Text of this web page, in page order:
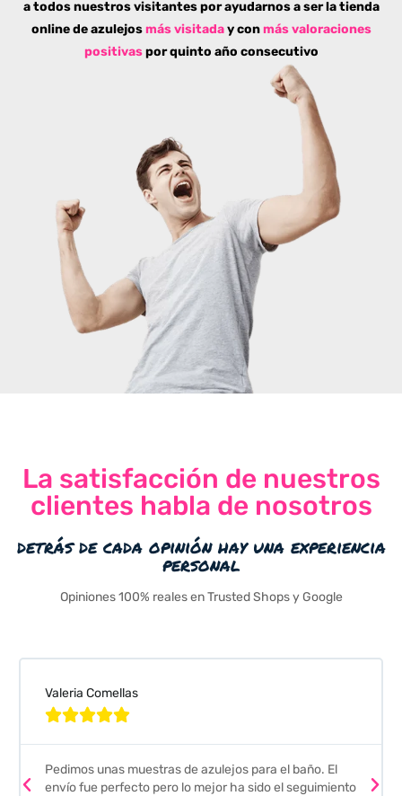
a todos nuestros visitantes por ayudarnos a ser la tienda
online de azulejos más visitaday conmás valoraciones
positivaspor quinto año consecutivo
La satisfacción de nuestros
clientes habla de nosotros
detrás de cada opinión hay una experiencia
personal
Opiniones 100% reales en Trusted Shops y Google
Valeria Comellas

Pedimos unas muestras de azulejos para el baño. El
envío fue perfecto pero lo mejor ha sido el seguimiento